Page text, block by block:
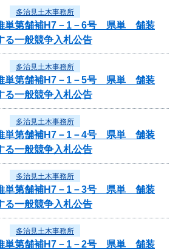
多治見土木事務所
維単第舗補H7－1－6号 県単 舗装
る一般競争入札公告
多治見土木事務所
維単第舗補H7－1－5号 県単 舗装
る一般競争入札公告
多治見土木事務所
維単第舗補H7－1－4号 県単 舗装
る一般競争入札公告
多治見土木事務所
維単第舗補H7－1－3号 県単 舗装
る一般競争入札公告
多治見土木事務所
維単第舗補H7－1－2号 県単 舗装